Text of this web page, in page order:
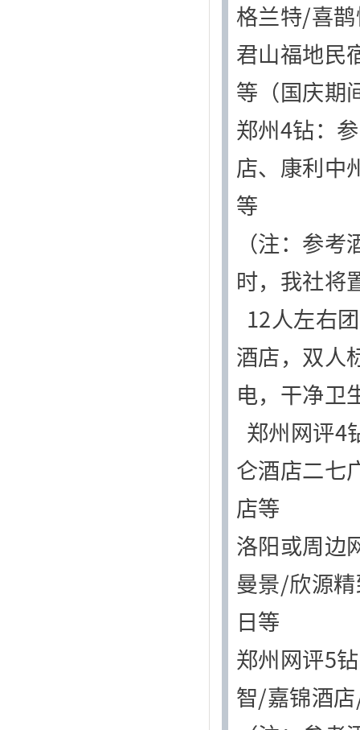
格兰特/喜
君山福地民
等（国庆期
郑州4钻：
店、康利中
等
（注：参
时，我社将
12人左右
酒店，双人
电，干净卫
郑州网评4
仑酒店二七
店等
洛阳或周边
曼景/欣源
日等
郑州网评5
智/嘉锦酒